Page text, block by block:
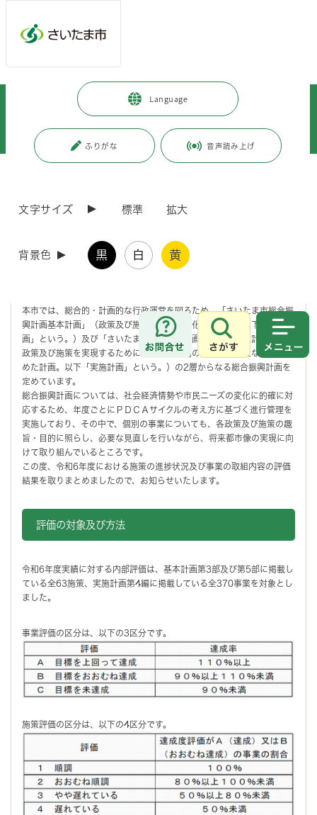
Language
ふりがな 音声読み上げ
文字サイズ 標準 拡大
背景色 黒 白 黄
お問合せ
さがす
市政情報 政策・財政 >
>
総合振興計画の達成状況・進行管理
さいたま市／総合振興計画基本計画の令和6年度の実施状況について
さいたま市／総合振興計画基本計画の令和6年度の
総合振興計画基本計画の令和6年度の実施状況について
本市では、総合的・計画的な行政運営を図るため、「さいたま市総合振
興計画基本計画」（政策及び施策全体を体系化した計画。以下「基本計
画」という。）及び「さいたま市総合振興計画基本計画実施計画」（各
政策及び施策を実現するために実施する個別の事業のうち主なものを定
めた計画。以下「実施計画」という。）の2層からなる総合振興計画を
定めています。
総合振興計画については、社会経済情勢や市民ニーズの変化に的確に対
応するため、年度ごとにＰＤＣＡサイクルの考え方に基づく進行管理を
実施しており、その中で、個別の事業についても、各政策及び施策の趣
旨・目的に照らし、必要な見直しを行いながら、将来都市像の実現に向
けて取り組んでいるところです。
この度、令和6年度における施策の進捗状況及び事業の取組内容の評価
結果を取りまとめましたので、お知らせいたします。
評価の対象及び方法
令和6年度実績に対する内部評価は、基本計画第3部及び第5部に掲載し
ている全63施策、実施計画第4編に掲載している全370事業を対象とし
ました。
事業評価の区分は、以下の3区分です。
施策評価の区分は、以下の4区分です。